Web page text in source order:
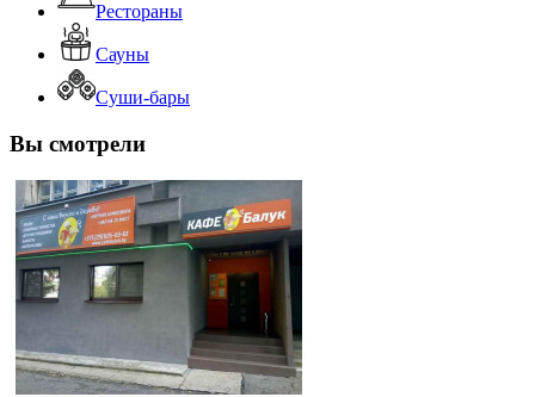
Рестораны
Сауны
Суши-бары
Вы смотрели